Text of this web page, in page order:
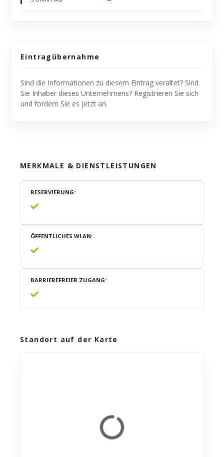
Eintragübernahme
Sind die Informationen zu diesem Eintrag veraltet? Sind
Sie Inhaber dieses Unternehmens? Registrieren Sie sich
und fordern Sie es jetzt an.
MERKMALE & DIENSTLEISTUNGEN
RESERVIERUNG
ÖFFENTLICHES WLAN
BARRIEREFREIER ZUGANG
Standort auf der Karte